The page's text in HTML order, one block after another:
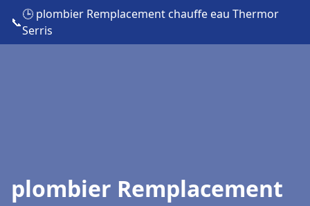
📞
🕒 plombier Remplacement chauffe eau Thermor
Serris
plombier Remplacement